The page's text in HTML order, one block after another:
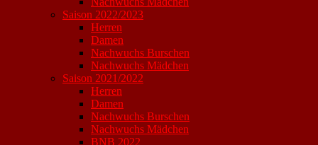
Saison 2022/2023
Herren
Damen
Nachwuchs Burschen
Nachwuchs Mädchen
Saison 2021/2022
Herren
Damen
Nachwuchs Burschen
Nachwuchs Mädchen
BNB 2022